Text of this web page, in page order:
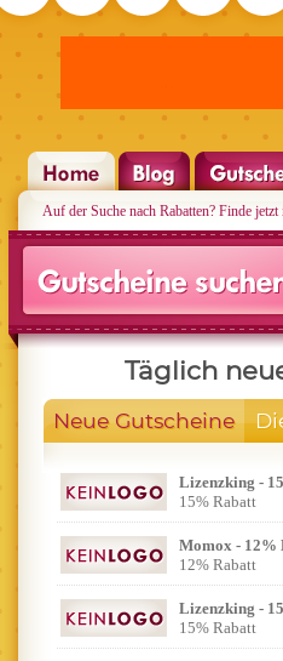
Auf der Suche nach Rabatten? Finde
Täglich
Neue Gutscheine
Lizenzking -
15% Rabatt
Momox - 12%
12% Rabatt
Lizenzking -
15% Rabatt